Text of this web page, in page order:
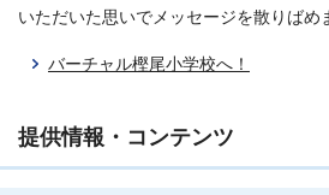
いただいた思いでメッセージを散りばめ
バーチャル樫尾小学校へ！
提供情報・コンテンツ